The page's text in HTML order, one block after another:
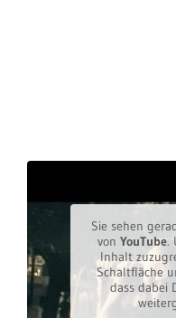
Sie sehen
von YouTube.
Inhalt
Schaltfläche
dass dabei